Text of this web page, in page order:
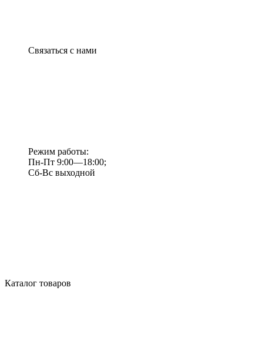
Связаться с нами
Режим работы:
Пн-Пт 9:00—18:00;
Сб-Вс выходной
Каталог товаров